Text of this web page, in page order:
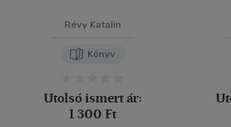
Révy Katalin
Könyv
Utolsó ismert ár:
1 300 Ft